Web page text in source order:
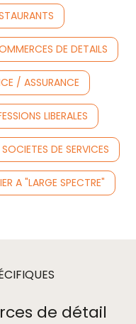
DE DETAILS
/ ASSURANCE
LIBERALES
SOCIETES DE SERVICES
A "LARGE SPECTRE"
de détail